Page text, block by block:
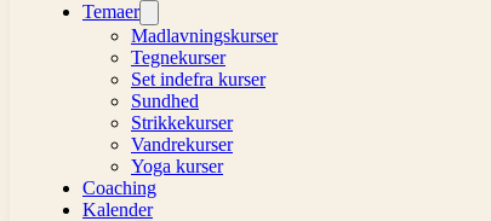
Temaer
Madlavningskurser
Tegnekurser
Set indefra kurser
Sundhed
Strikkekurser
Vandrekurser
Yoga kurser
Coaching
Kalender